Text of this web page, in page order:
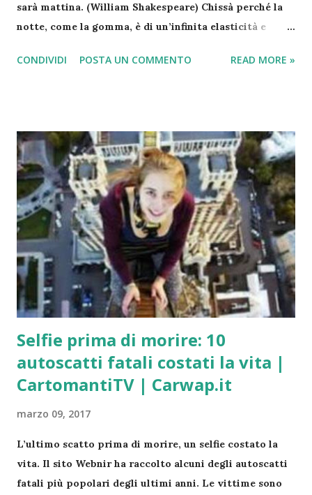
sarà mattina. (William Shakespeare) Chissà perché la
notte, come la gomma, è di un’infinita elasticità e
affilato. (Banana Yoshimoto) Ci sono notti che non
sfumate, quasi magiche. Tutto si addolcisce e si
attenua, anche le rughe del viso e quelle dell’anima.
(Romano Battaglia) È di notte che è bello credere alla
luce. (Edmond Rostand) E mi piace la notte ascoltare le
stelle… sono come cinquecento milioni di sonagli.
(Antoine de Saint-Exupéry) E se tutti noi fossimo sogni
che qualcuno sogna, pensieri che qualcuno pensa? È
sera, ed è tempo che i fiori chiudano le loro corolle.
Lascia che mi sieda al tuo fianco e comanda alle mie
labbra di fare ciò che si può f...
CONDIVIDI POSTA UN COMMENTO READ MORE »
Selfie prima di morire: 10
autoscatti fatali costati la vita |
CartomantiTV | Carwap.it
marzo 09, 2017
L’ultimo scatto prima di morire, un selfie costato la
vita. Il sito Webnir ha raccolto alcuni degli autoscatti
fatali più popolari degli ultimi anni. Le vittime sono